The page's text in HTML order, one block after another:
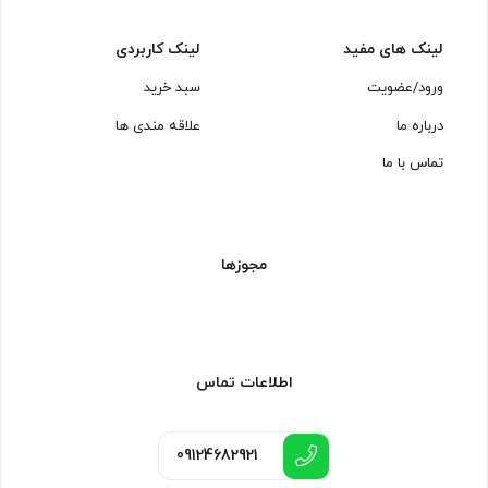
لینک های مفید
ورود/عضویت
درباره ما
تماس با ما
لینک کاربردی
سبد خرید
علاقه مندی ها
مجوزها
اطلاعات تماس
09124682921